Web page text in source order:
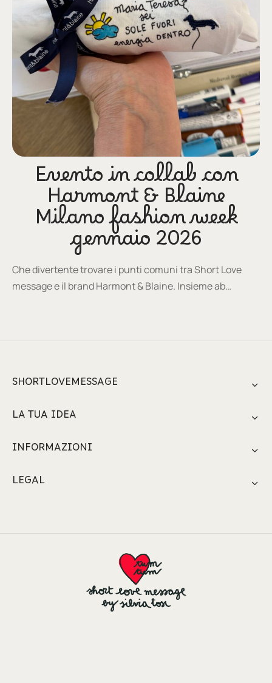
Evento in collab con
Harmont & Blaine
Milano fashion week
gennaio 2026
Che divertente trovare i punti comuni tra Short Love
message e il brand Harmont & Blaine. Insieme ab…
SHORTLOVEMESSAGE
LA TUA IDEA
INFORMAZIONI
LEGAL